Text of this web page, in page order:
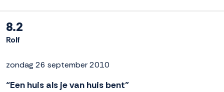
8.2
Rolf
zondag 26 september 2010
“Een huis als je van huis bent”